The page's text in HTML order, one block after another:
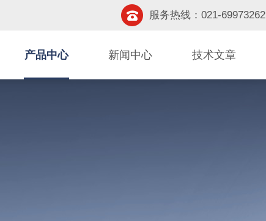
服务热线：021-69973262
产品中心 新闻中心 技术文章